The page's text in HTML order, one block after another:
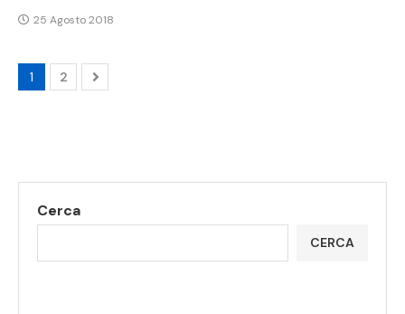
25 Agosto 2018
1 2
Cerca
CERCA